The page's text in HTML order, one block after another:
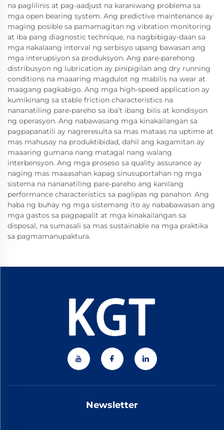
na paglilinis at pag-aadjust na karaniwang problema sa
mga open bearing system. Ang predictive maintenance ay
maging posible sa pamamagitan ng vibration monitoring
at iba pang diagnostic technique, na nagbibigay-daan sa
mga nakalaang interval ng serbisyo upang bawasan ang
mga interupsiyon sa produksyon. Ang pare-parehong
distribusyon ng lubrication ay pinipigilan ang dry running
conditions na maaaring magdulot ng mabilis na wear at
maagang pagkabigo. Ang mga high-speed application ay
kumikinang sa stable friction characteristics na
nananatiling pare-pareho sa iba’t ibang bilis at kondisyon
ng operasyon. Ang nabawasang mga kinakailangan sa
pagpapanatili ay nagreresulta sa mas mataas na uptime at
mas mahusay na produktibidad, dahil ang kagamitan ay
maaaring gumana nang matagal nang walang
interbensyon. Ang mga proseso sa quality assurance ay
naging mas maaasahan kapag sinusuportahan ng mga
sistema na nananatiling pare-pareho ang kanilang
performance characteristics sa paglipas ng panahon. Ang
haba ng buhay ng mga sistemang ito ay nababawasan ang
mga gastos sa pagpapalit at mga kinakailangan sa
disposal, na sumasali sa mas sustainable na mga praktika
sa pagmamanupaktura.
Newsletter